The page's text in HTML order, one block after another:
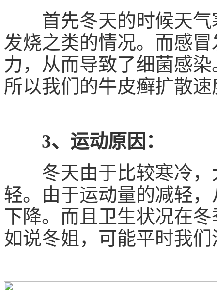
首先冬天的时候天气
发烧之类的情况。而感
力，从而导致了细菌感
所以我们的牛皮癣扩散
3、运动原因：
冬天由于比较寒冷，
轻。由于运动量的减轻
下降。而且卫生状况在
如说冬姐，可能平时我